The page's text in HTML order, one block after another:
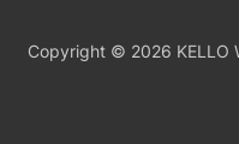
Copyright © 2026 KELLO